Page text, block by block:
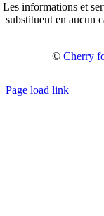
Les informations et
substituent en aucun
© Cherry
Page load link